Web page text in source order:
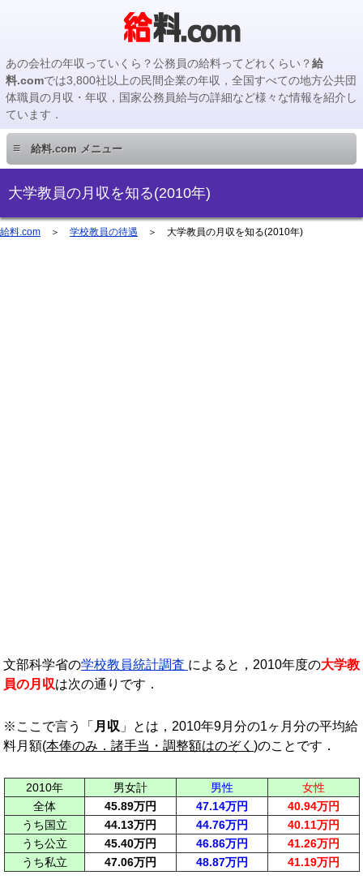
あの会社の年収っていくら？公務員の給料ってどれくらい？給
料.comでは3,800社以上の民間企業の年収，全国すべての地方公共団
体職員の月収・年収，国家公務員給与の詳細など様々な情報を紹介し
ています．
≡ 給料.com メニュー
民間企業編
国家公務員編
大学教員の月収を知る(2010年)
給料.com ＞ 学校教員の待遇 ＞ 大学教員の月収を知る(2010年)
文部科学省の学校教員統計調査 によると，2010年度の大学教
員の月収は次の通りです．
※ここで言う「 月収 」とは，2010年9月分の1ヶ月分の平均給
料月額(本俸のみ．諸手当・調整額はのぞく )のことです．
2010年 男女計 男性
女性
全体
45.89万円 47.14万円
40.94万円
うち国立
44.13万円 44.76万円
40.11万円
うち公立
45.40万円 46.86万円
41.26万円
うち私立
47.06万円 48.87万円 41.19万円